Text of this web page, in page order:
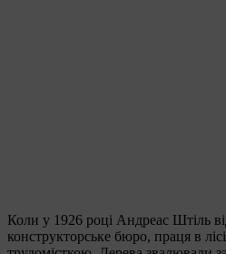
Коли у 1926 році Андреас Штіль
конструкторське бюро, праця в